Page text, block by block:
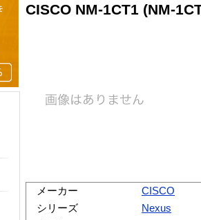
CISCO NM-1CT1 (NM-
メーカー
CISCO
シリーズ
Nexus